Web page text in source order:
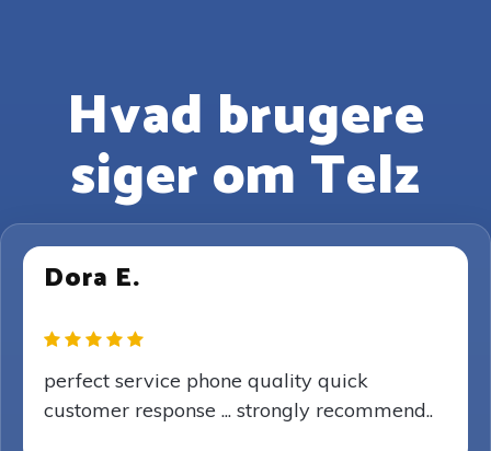
Hvad brugere
siger om Telz
Dora E.
perfect service phone quality quick
customer response ... strongly recommend..